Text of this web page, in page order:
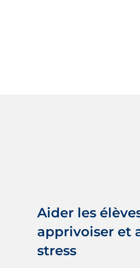
Aider les
apprivoiser et
stress